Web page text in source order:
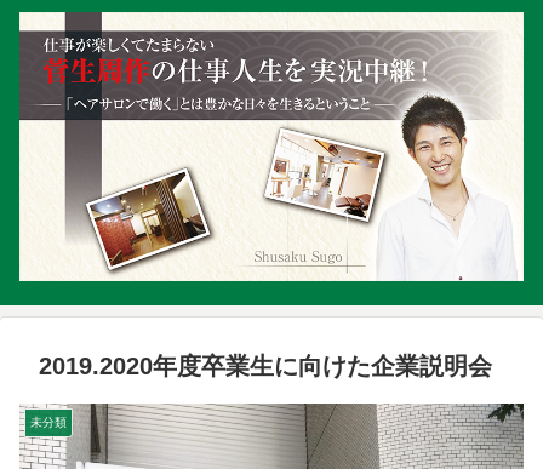
2019.2020年度卒業生に向けた企業説明会
未分類